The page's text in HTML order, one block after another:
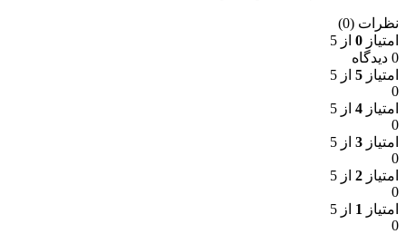
نظرات (0)
امتیاز 0 از 5
0 دیدگاه
امتیاز 5 از 5
0
امتیاز 4 از 5
0
امتیاز 3 از 5
0
امتیاز 2 از 5
0
امتیاز 1 از 5
0